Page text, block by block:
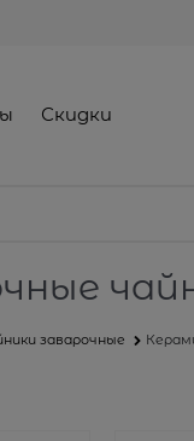
Скидки
заварочные